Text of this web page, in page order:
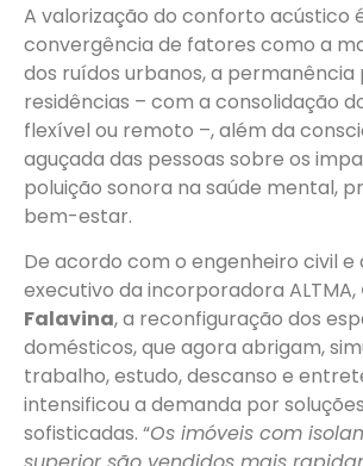
A valorização do conforto acústico
convergência de fatores como a
dos ruídos urbanos, a permanência
residências – com a consolidação
flexível ou remoto –, além da
aguçada das pessoas sobre os
poluição sonora na saúde mental,
bem-estar.
De acordo com o engenheiro civil
executivo da incorporadora ALTMA,
Falavina, a reconfiguração dos
domésticos, que agora abrigam,
trabalho, estudo, descanso e
intensificou a demanda por
sofisticadas. “Os imóveis com